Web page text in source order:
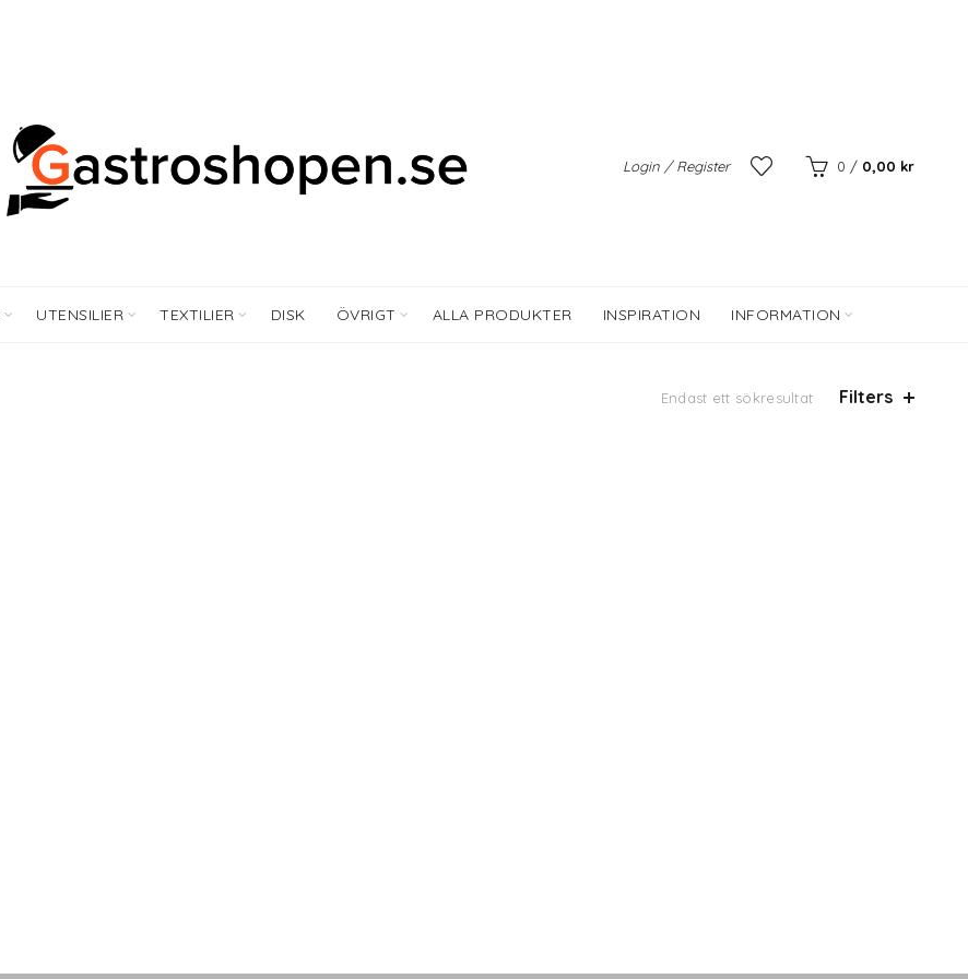
Login / Register 0 / 0,00 kr
UTENSILIER TEXTILIER DISK ÖVRIGT ALLA PRODUKTER INSPIRATION INFORMATION
Endast ett sökresultat Filters